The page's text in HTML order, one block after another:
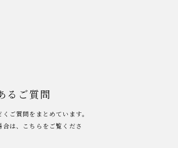
るご質問
ご質問をまとめています。
は、こちらをご覧くださ